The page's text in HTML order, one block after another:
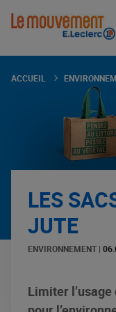
ACCUEIL
LES
JUTE
ENVIRONNEMENT |
Limiter l’usage